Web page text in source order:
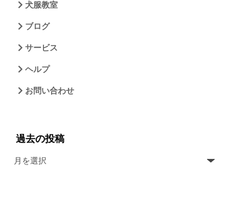
犬服教室
ブログ
サービス
ヘルプ
お問い合わせ
過去の投稿